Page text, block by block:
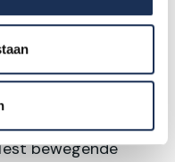
tijd bijgesteld
rond
vervang ze
scheutje
vastlopen
bewegende